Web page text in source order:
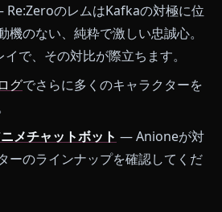
のレムはKafkaの対極に位
機のない、純粋で激しい忠誠心。
で、その対比が際立ちます。
グでさらに多くのキャラクターを
メチャットボット — Anioneが対
ーのラインナップを確認してくだ